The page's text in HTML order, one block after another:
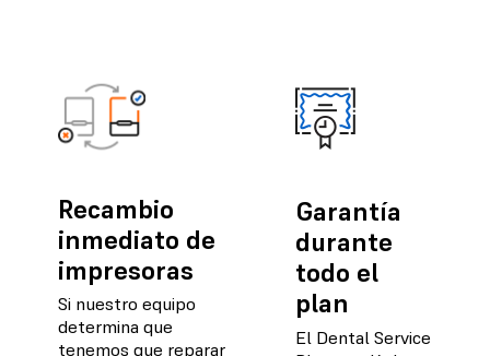
Recambio
inmediato de
impresoras
Si nuestro equipo
determina que
tenemos que reparar
Garantía
durante
todo el
plan
El Dental Service